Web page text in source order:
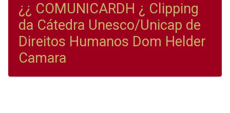
¿¿ COMUNICARDH ¿ Clipping
da Cátedra Unesco/Unicap de
Direitos Humanos Dom Helder
Camara